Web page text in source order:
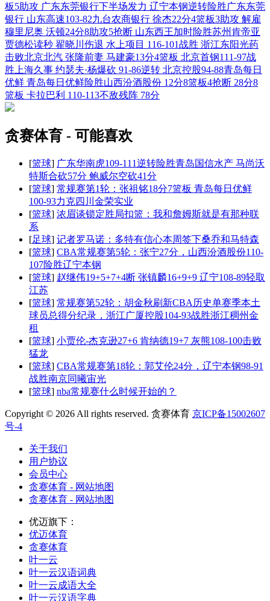
板5助攻 广东东莞银行下半场发力 辽宁本钢逆转险胜广东东莞
银行 山东高速103-82九台农商银行 徐杰22分4篮板3助攻 解雇
穆里尼奥 沃顿24分8助攻5抢断 山东西王加时险胜苏州肯帝亚
贾德松读秒 翟晓川伤退 水上项目 116-101战胜 浙江东阳光药
击败北京北汽 张隆前妻 马建豪13分4篮板 北京首钢111-97战
胜上海久事 约瑟夫·杨爆砍 91-86逆转 北京控股94-88青岛每日
优鲜 青岛每日优鲜险胜山西汾酒股份 12分8篮板4抢断 28分8
篮板 卡拉巴利 110-113不敌残阵 78分
贪赛体育 - 可能喜欢
[篮球] 广东华南虎109-111逆转险胜青岛国信水产 马尚沃
特斯合砍57分 鲍威尔空砍41分
[篮球] 常规赛第1轮：张祖铭18分7篮板 青岛每日优鲜
100-93力克四川金荣实业
[篮球] 浓眉谈锁定胜局扣篮：我和詹姆斯就是有那种联
系
[足球] 记者罗马诺：多特有信心本周签下桑乔和马特森
[篮球] CBA常规赛第5轮：张宁27分，山西汾酒股份110-
107险胜辽宁本钢
[篮球] 赵继伟19+5+7+4断 张镇麟16+9+9 辽宁108-89轻取
江苏
[篮球] 常规赛第52轮：胡金秋刷新CBA历史单赛季本土
球员总得分纪录，浙江广厦控股104-93战胜浙江稠州金
租
[篮球] 小贾伦-杰克逊27+6 肯纳德19+7 灰熊108-100击败
猛龙
[篮球] CBA常规赛第18轮：郭艾伦24分，辽宁本钢98-91
战胜南京同曦宙光
[篮球] nba常规赛什么时候开始的？
Copyright © 2026 All rights reserved. 贪赛体育 京ICP备15002607
号-4
关于我们
用户协议
会员中心
贪赛体育 - 网站地图
贪赛体育 - 网站地图
优迈旗下：
优迈体育
贪赛体育
叶一云
叶一云汉语词典
叶一云成语大全
叶一云汉语字典